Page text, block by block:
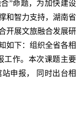
”命题，为加快建设
和智力支持，湖南省
开展文旅融合发展研
如下： 组织全省各相
工作。本次课题主要
申报，
同时出台相